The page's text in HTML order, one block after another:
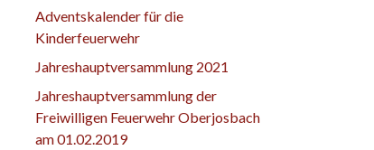
Adventskalender für die
Kinderfeuerwehr
Jahreshauptversammlung 2021
Jahreshauptversammlung der
Freiwilligen Feuerwehr Oberjosbach
am 01.02.2019